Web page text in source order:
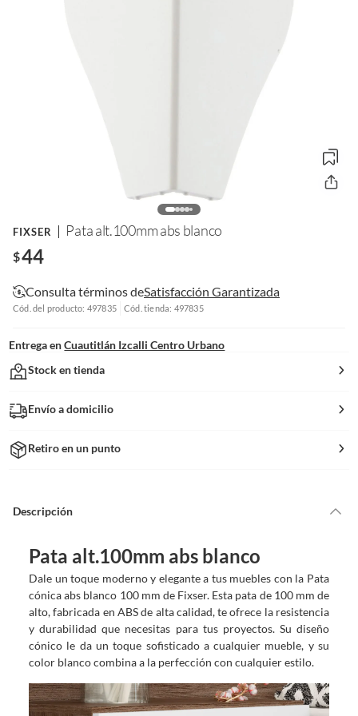
FIXSER Pata alt.100mm abs blanco
$44
Consulta términos deSatisfacción Garantizada
Cód. del producto: 497835 Cód. tienda: 497835
Entrega en Cuautitlán Izcalli Centro Urbano
Stock en tienda
Envío a domicilio
Retiro en un punto
Descripción
Pata alt.100mm abs blanco
Dale un toque moderno y elegante a tus muebles con la Pata
cónica abs blanco 100 mm de Fixser. Esta pata de 100 mm de
alto, fabricada en ABS de alta calidad, te ofrece la resistencia
y durabilidad que necesitas para tus proyectos. Su diseño
cónico le da un toque sofisticado a cualquier mueble, y su
color blanco combina a la perfección con cualquier estilo.